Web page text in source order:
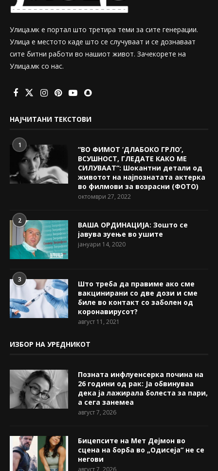
Улица.мк е портал што третира теми за сите генерации.
Улица е местото каде што се случуваат и се дознаваат
сите битни работи во нашиот живот. Зачекорете на
Улица.мк со нас.
НАЈЧИТАНИ ТЕКСТОВИ
1
“ВО ФИМОТ ‘ДЛАБОКО ГРЛО’,
ВСУШНОСТ, ГЛЕДАТЕ КАКО МЕ
СИЛУВААТ“: Шокантни детали од
животот на најпознатата актерка
во филмови за возрасни (ФОТО)
октомври 27, 2022
2
ВАША ОРДИНАЦИЈА: Зошто се
јавува зуење во ушите
јануари 14, 2020
3
Што треба да правиме ако сме
вакцинирани со две дози и сме
биле во контакт со заболен од
коронавирусот?
август 11, 2021
ИЗБОР НА УРЕДНИКОТ
Позната инфлуенсерка почина на
26 години од рак: Ја обвинуваа
дека ја лажирала болеста за пари,
а сега занемеа
август 7, 2026
Бицепсите на Мет Дејмон во
сцена на борба во „Одисеја“ не се
негови
август 7, 2026